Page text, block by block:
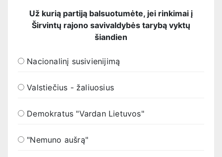
Už kurią partiją balsuotumėte, jei rinkimai į
Širvintų rajono savivaldybės tarybą vyktų
šiandien
Nacionalinį susivienijimą
Valstiečius - žaliuosius
Demokratus "Vardan Lietuvos"
"Nemuno aušrą"